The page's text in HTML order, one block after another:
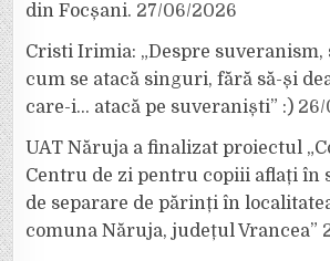
din Focșani. 27/06/2026
Cristi Irimia: „Despre
cum se atacă singuri, fără să-și
care-i… atacă pe suveraniști” :)
UAT Năruja a finalizat proiectul
Centru de zi pentru copiii aflați în
de separare de părinți în
comuna Năruja, județul Vrancea”